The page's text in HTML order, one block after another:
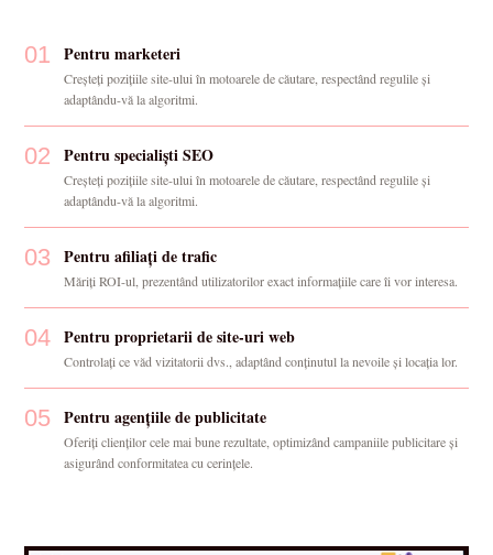
01 Pentru marketeri
Creșteți pozițiile site-ului în motoarele de căutare, respectând regulile și
adaptându-vă la algoritmi.
02 Pentru specialiști SEO
Creșteți pozițiile site-ului în motoarele de căutare, respectând regulile și
adaptându-vă la algoritmi.
03 Pentru afiliați de trafic
Măriți ROI-ul, prezentând utilizatorilor exact informațiile care îi vor interesa.
04 Pentru proprietarii de site-uri web
Controlați ce văd vizitatorii dvs., adaptând conținutul la nevoile și locația lor.
05 Pentru agențiile de publicitate
Oferiți clienților cele mai bune rezultate, optimizând campaniile publicitare și
asigurând conformitatea cu cerințele.